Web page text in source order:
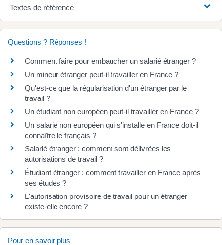
Textes de référence
Questions ? Réponses !
Comment faire pour embaucher un salarié étranger ?
Un mineur étranger peut-il travailler en France ?
Qu'est-ce que la régularisation d'un étranger par le
travail ?
Un étudiant non européen peut-il travailler en France ?
Un salarié non européen qui s'installe en France doit-il
connaître le français ?
Salarié étranger : comment sont délivrées les
autorisations de travail ?
Étudiant étranger : comment travailler en France après
ses études ?
L'autorisation provisoire de travail pour un étranger
existe-elle encore ?
Pour en savoir plus